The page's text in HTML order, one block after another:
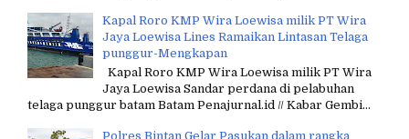
Kapal Roro KMP Wira Loewisa milik PT Wira
Jaya Loewisa Lines Ramaikan Lintasan Telaga
punggur-Mengkapan
Kapal Roro KMP Wira Loewisa milik PT Wira
Jaya Loewisa Sandar perdana di pelabuhan
telaga punggur batam Batam Penajurnal.id // Kabar Gembi...
Polres Bintan Gelar Pasukan dalam rangka